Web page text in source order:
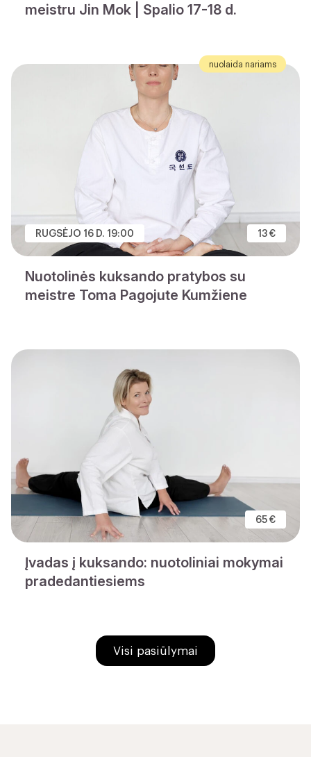
meistru Jin Mok | Spalio 17-18 d.
nuolaida nariams
RUGSĖJO 16 D. 19:00 13 €
Nuotolinės kuksando pratybos su
meistre Toma Pagojute Kumžiene
65 €
Įvadas į kuksando: nuotoliniai mokymai
pradedantiesiems
Visi pasiūlymai